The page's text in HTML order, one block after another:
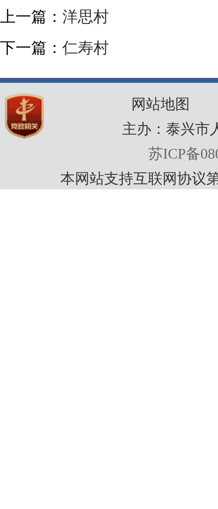
上一篇： 洋思村
下一篇： 仁寿村
网站地图
主办：泰兴市
苏ICP备
本网站支持互联网协